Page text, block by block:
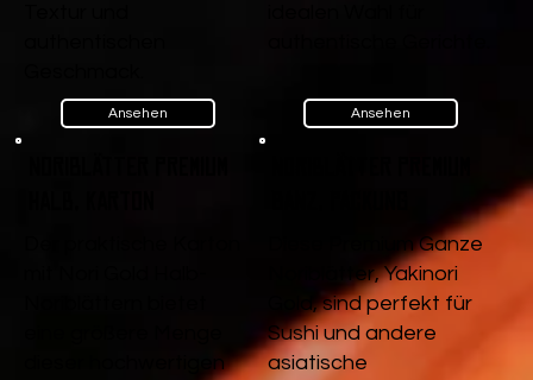
Ansehen Ansehen
dieser hochwertigen
Diese Premium Ganze
Noriblätter, Yakinori
Gold, sind perfekt für
Sushi und andere
asiatische